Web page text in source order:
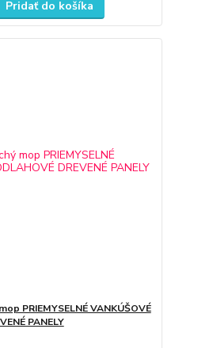
Pridať do košíka
PRIEMYSELNÉ VANKÚŠOVÉ
PANELY